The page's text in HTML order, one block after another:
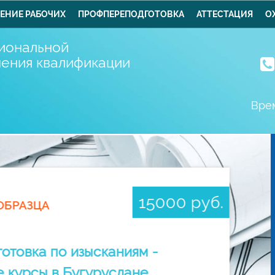
РАБОЧИХ ПРОФПЕРЕПОДГОТОВКА АТТЕСТАЦИЯ
квалификации
15000 руб.
по изысканиям -